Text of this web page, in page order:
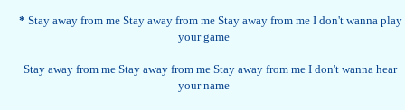
* Stay away from me Stay away from me Stay away from me I don't wanna play
your game
Stay away from me Stay away from me Stay away from me I don't wanna hear
your name